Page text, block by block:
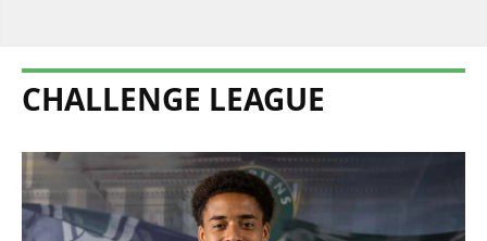
CHALLENGE LEAGUE